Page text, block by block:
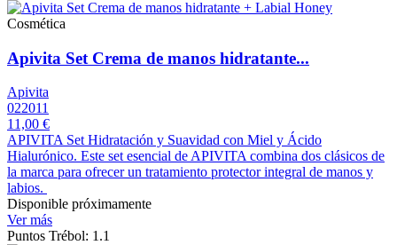
Cosmética
Apivita Set Crema de manos hidratante...
Apivita
022011
11,00 €
APIVITA Set Hidratación y Suavidad con Miel y Ácido
Hialurónico. Este set esencial de APIVITA combina dos clásicos de
la marca para ofrecer un tratamiento protector integral de manos y
labios.
Disponible próximamente
Ver más
Puntos Trébol: 1.1